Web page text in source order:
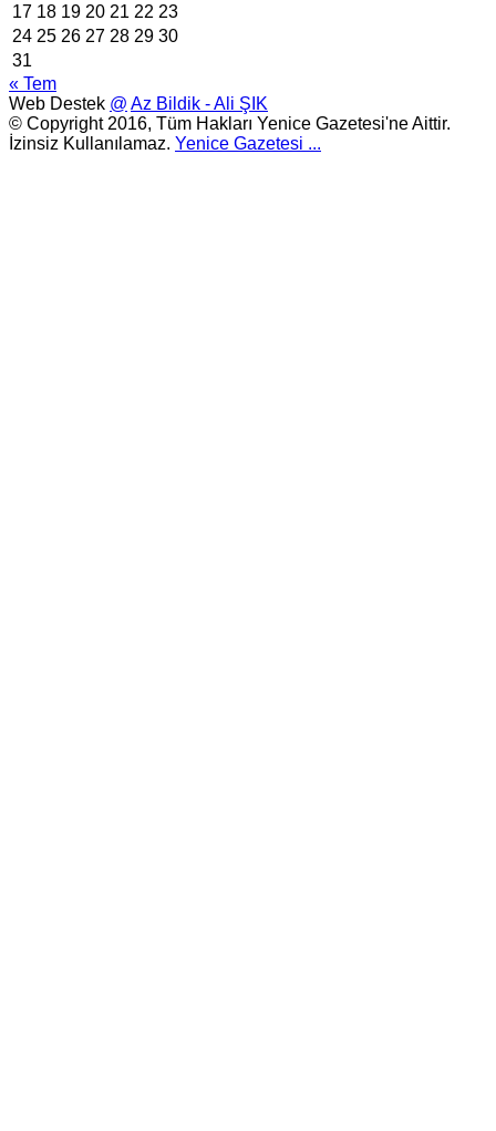
17 18 19 20 21 22 23
24 25 26 27 28 29 30
31
« Tem
Web Destek @ Az Bildik - Ali ŞIK
© Copyright 2016, Tüm Hakları Yenice Gazetesi'ne Aittir.
İzinsiz Kullanılamaz. Yenice Gazetesi ...